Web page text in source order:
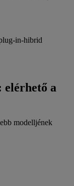
in-hibrid
elérhető a
modelljének